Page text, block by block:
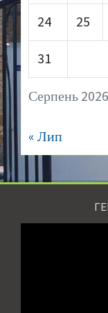
Серпень 2026
24 25
31
« Лип